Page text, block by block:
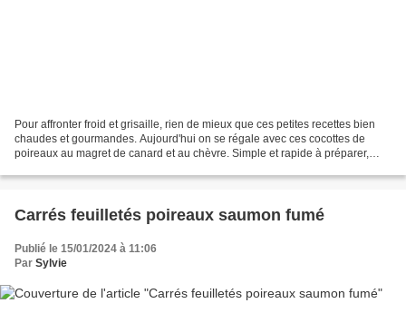
Pour affronter froid et grisaille, rien de mieux que ces petites recettes bien
chaudes et gourmandes. Aujourd'hui on se régale avec ces cocottes de
poireaux au magret de canard et au chèvre. Simple et rapide à préparer,
Carrés feuilletés poireaux saumon fumé
Publié le 15/01/2024 à 11:06
Par Sylvie